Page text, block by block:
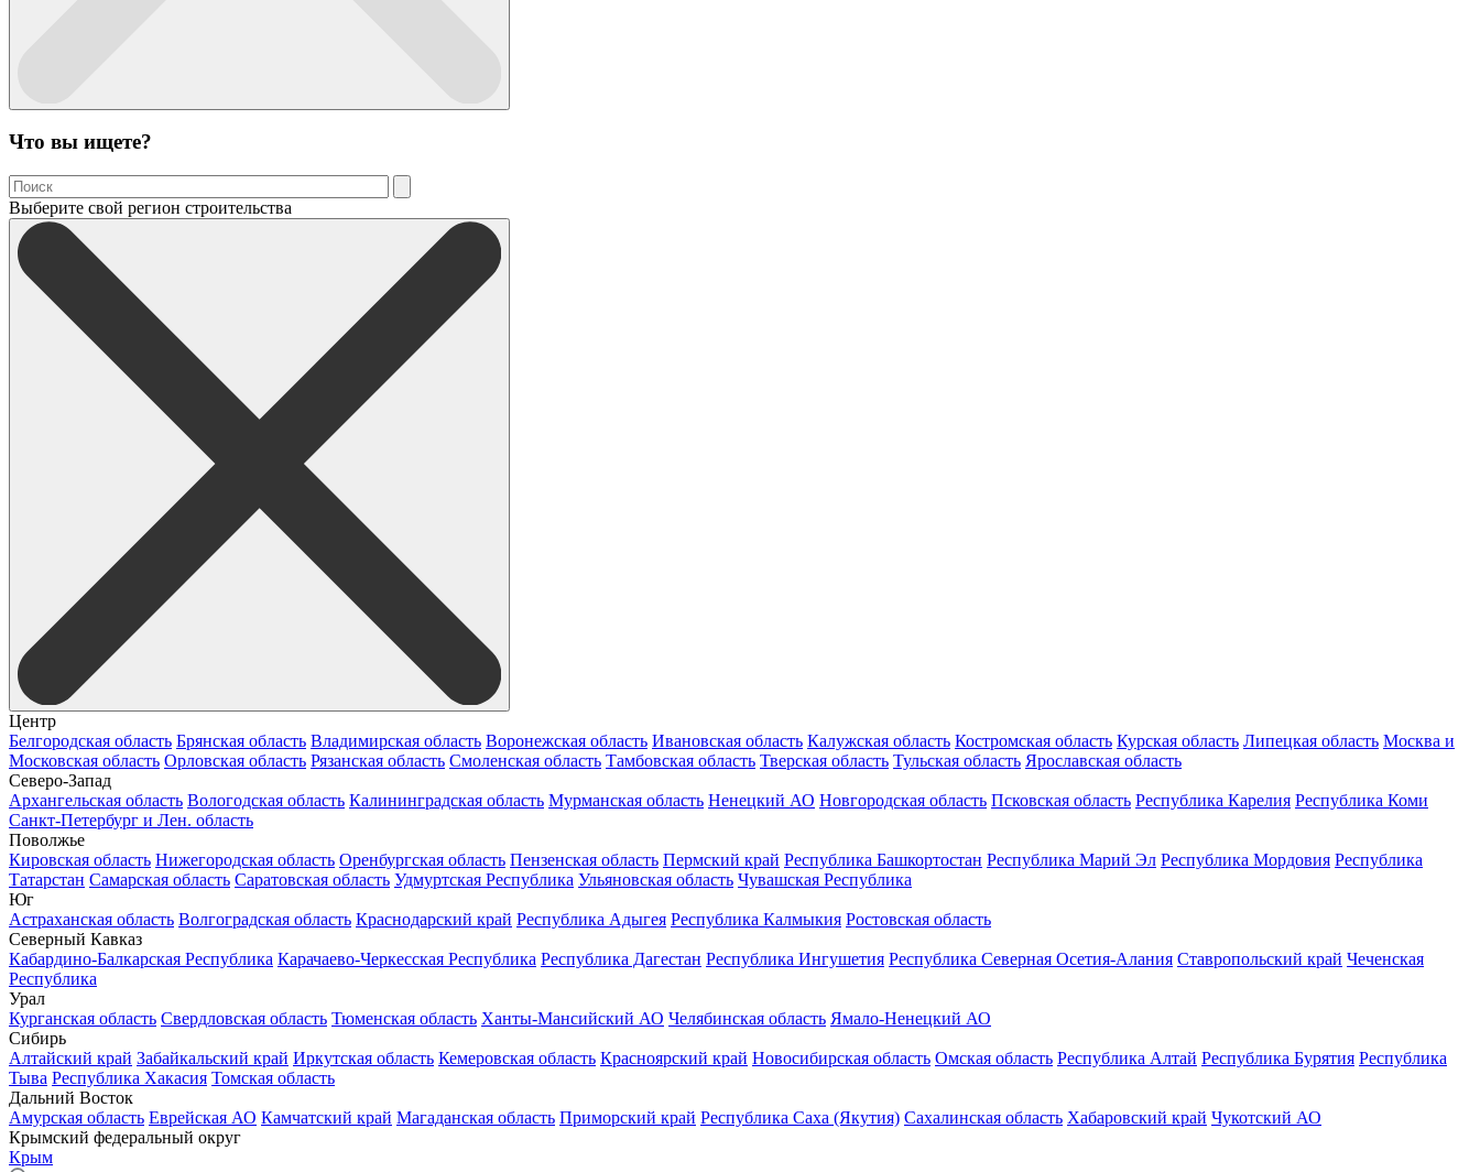
Что вы ищете?
Выберите свой регион строительства
Центр
Белгородская область Брянская область Владимирская область Воронежская область Ивановская область Калужская область Костромская область Курская область Липецкая область Москва и
Московская область Орловская область Рязанская область Смоленская область Тамбовская область Тверская область Тульская область Ярославская область
Северо-Запад
Архангельская область Вологодская область Калининградская область Мурманская область Ненецкий АО Новгородская область Псковская область Республика Карелия Республика Коми
Санкт-Петербург и Лен. область
Поволжье
Кировская область Нижегородская область Оренбургская область Пензенская область Пермский край Республика Башкортостан Республика Марий Эл Республика Мордовия Республика
Татарстан Самарская область Саратовская область Удмуртская Республика Ульяновская область Чувашская Республика
Юг
Астраханская область Волгоградская область Краснодарский край Республика Адыгея Республика Калмыкия Ростовская область
Северный Кавказ
Кабардино-Балкарская Республика Карачаево-Черкесская Республика Республика Дагестан Республика Ингушетия Республика Северная Осетия-Алания Ставропольский край Чеченская
Республика
Урал
Курганская область Свердловская область Тюменская область Ханты-Мансийский АО Челябинская область Ямало-Ненецкий АО
Сибирь
Алтайский край Забайкальский край Иркутская область Кемеровская область Красноярский край Новосибирская область Омская область Республика Алтай Республика Бурятия Республика
Тыва Республика Хакасия Томская область
Дальний Восток
Амурская область Еврейская АО Камчатский край Магаданская область Приморский край Республика Саха (Якутия) Сахалинская область Хабаровский край Чукотский АО
Крымский федеральный округ
Крым